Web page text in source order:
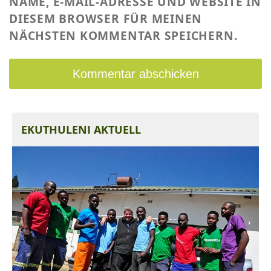
DIESEM BROWSER FÜR MEINEN
NÄCHSTEN KOMMENTAR SPEICHERN.
EKUTHULENI AKTUELL